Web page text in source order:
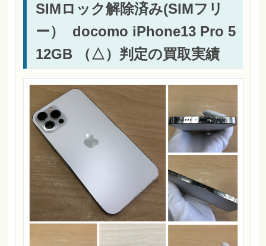
SIMロック解除済み(SIMフリ
ー） docomo iPhone13 Pro 5
12GB （△）判定の買取実績